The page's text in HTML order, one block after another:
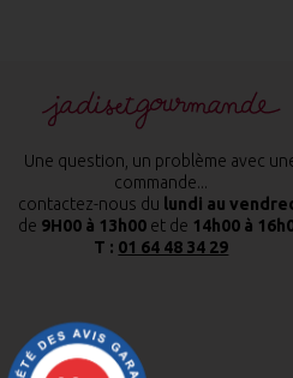
Une question, un problème avec
commande...
contactez-nous du lundi au
de 9H00 à 13h00et de 14h00 à
T : 01 64 48 34 29